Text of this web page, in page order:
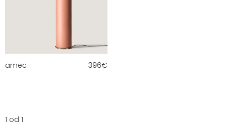
amec 396€
1 od 1